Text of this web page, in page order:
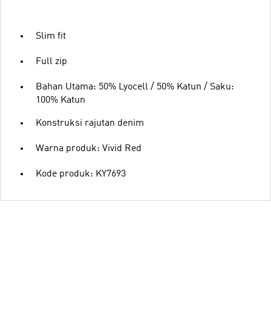
Slim fit
Full zip
Bahan Utama: 50% Lyocell / 50% Katun / Saku:
100% Katun
Konstruksi rajutan denim
Warna produk: Vivid Red
Kode produk: KY7693